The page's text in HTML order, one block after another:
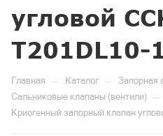
угловой
T201DL10-
Главная — Каталог — Запорная
Сальниковые клапаны (вентили) —
Криогенный запорный клапан